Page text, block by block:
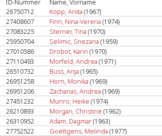
ID-Nummer Name, Vorname
26750712 Kopp, Anita (1967)
27408607 Finn, Nina-Verena (1974)
27083225 Sterner, Tina (1970)
25950704 Selimic, Snezana (1959)
27010586 Drobot, Karin (1970)
27110493 Morfeld, Andrea (1971)
26510732 Buss, Anja (1965)
26951258 Horn, Monika (1969)
26951206 Zacharias, Andrea (1969)
27451232 Munro, Heike (1974)
26210893 Morgan, Christine (1962)
26310952 Adam, Dagmar(1963)
27752522 Goettgens, Melinda (1977)